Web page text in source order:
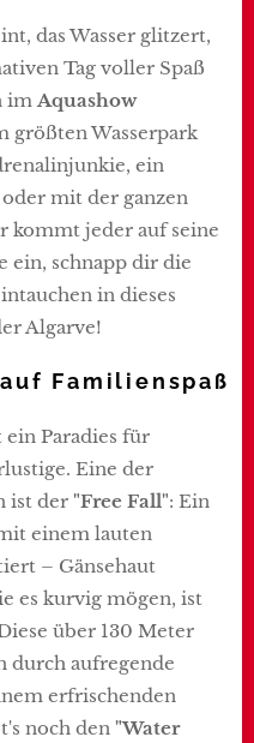
das Wasser glitzert,
Tag voller Spaß
imAquashow
größten Wasserpark
ein
mit der ganzen
kommt jeder auf seine
ein, schnapp dir die
in dieses
Algarve!
Familienspaß
Paradies für
Eine der
ist der "Free Fall": Ein
einem lauten
– Gänsehaut
es kurvig mögen, ist
über 130 Meter
durch aufregende
erfrischenden
noch den "Water